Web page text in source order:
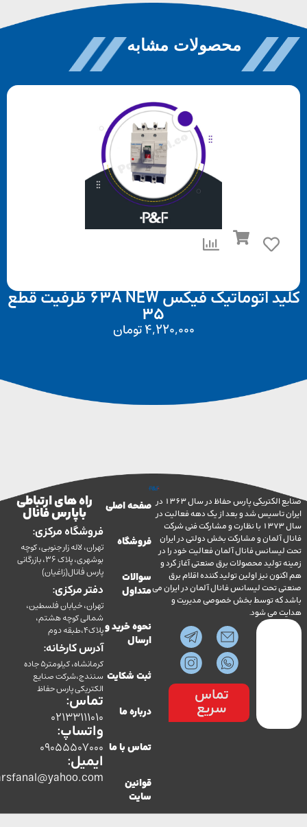
محصولات مشابه
کلید اتوماتیک فیکس 63A NEW ظرفیت قطع
4,220,000تومان
صنایع الکتریکی پارس حفاظ در سال 1363 در
شد و بعد از یک دهه فعالیت در
سال 1373 با نظارت و مشارکت فنی شرکت
و مشارکت بخش دولتی در ایران
فانال آلمان فعالیت خود را در
محصولات برق صنعتی آغاز کرد و
نیز اولین تولید کننده اقلام برق
لیسانس فانال آلمان در ایران می
توسط بخش خصوصی مدیریت و
می شود.
تماس
سریع
صفحه اصلی
فروشگاه
سوالات
متداول
نحوه خرید و
ثبت شکایت
درباره ما
تماس با ما
قوانین
راه های ارتباطی
با پارس فانال
فروشگاه مرکزی:
تهران، لاله زار جنوبی، کوچه
بوشهری، پلاک 36، بازرگانی
پارس فانال(زاغیان)
دفتر مرکزی:
تهران، خیابان فلسطین،
شمالی کوچه هشتم،
پلاک4،طبقه دوم
آدرس کارخانه:
کرمانشاه، کیلومتر5 جاده
سنندج،شرکت صنایع
الکتریکی پارس حفاظ
تماس:
02133111010
واتساپ:
09055507000
ایمیل:
co.parsfanal@yahoo.com